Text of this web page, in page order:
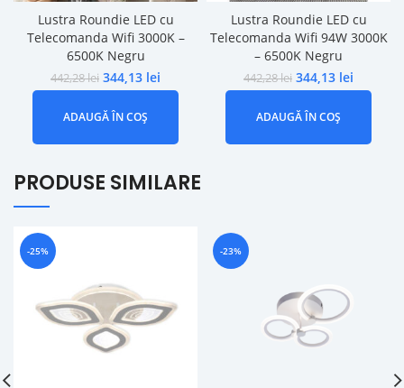
Lustra Roundie LED cu
Telecomanda Wifi 3000K –
6500K Negru
442,28lei 344,13 lei
ADAUGĂ ÎN COȘ
Lustra Roundie LED cu
Telecomanda Wifi 94W 3000K
– 6500K Negru
442,28lei 344,13 lei
ADAUGĂ ÎN COȘ
PRODUSE SIMILARE
-25% -23%